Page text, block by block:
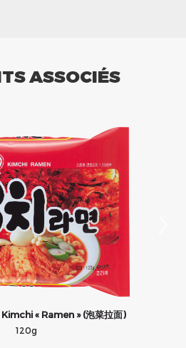
ASSOCIÉS
« Ramen » (泡菜拉面)
120g